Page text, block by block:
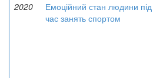
2020
Емоційний стан людини під
час занять спортом